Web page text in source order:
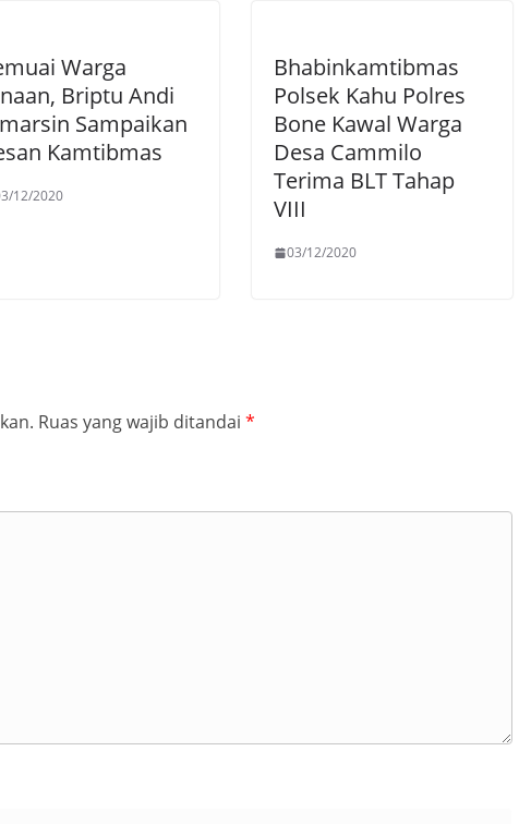
Warga
Briptu Andi
Sampaikan
Kamtibmas
12/2020
Bhabinkamtibmas
Polsek Kahu Polres
Bone Kawal Warga
Desa Cammilo
Terima BLT Tahap
VIII
03/12/2020
Ruas yang wajib ditandai *